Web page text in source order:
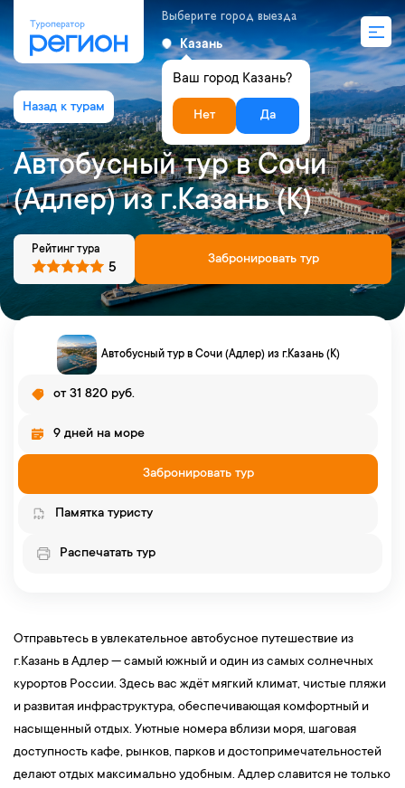
Выберите город выезда
Казань
Ваш город Казань?
Нет Да
Автобусный тур в Сочи
(Адлер) из г.Казань (К)
Забронировать тур
Рейтинг тура
5
Автобусный тур в Сочи (Адлер) из г.Казань (К)
от 31 820 руб.
9 дней на море
Забронировать тур
Памятка туристу
Распечатать тур
Отправьтесь в увлекательное автобусное путешествие из
г.Казань в Адлер — самый южный и один из самых солнечных
курортов России. Здесь вас ждёт мягкий климат, чистые пляжи
и развитая инфраструктура, обеспечивающая комфортный и
насыщенный отдых. Уютные номера вблизи моря, шаговая
доступность кафе, рынков, парков и достопримечательностей
делают отдых максимально удобным. Адлер славится не только